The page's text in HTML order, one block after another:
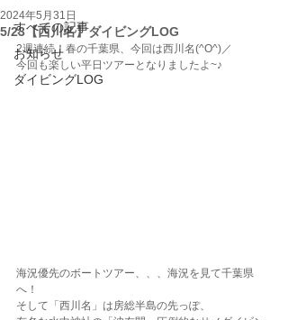
すべての記事
お知らせ
ダイビングLOG
5/23【西川名】ダイビングLOG
2024年5月31日
2週連続！春の千葉県、今回は西川名(^O^)／
今回も楽しい平日ツアーとなりましたよ~♪
海況優先のボートツアー、、、海況を見て千葉県
へ！
そして「西川名」は房総半島の先っぽ、